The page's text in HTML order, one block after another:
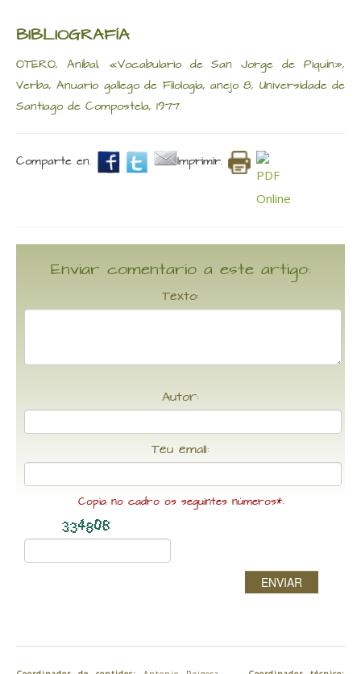
BIBLIOGRAFÍA
OTERO, Anibal, «Vocabulario de San Jorge de Piquín»,
Verba, Anuario gallego de Filología, anejo 8, Universidade de
Santiago de Compostela, 1977.
Comparte en. Imprimir.
Enviar comentario a este artigo:
Texto:
Autor:
Teu email:
Copia no cadro os seguintes números*:
ENVIAR